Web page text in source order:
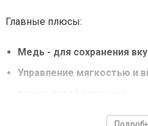
Главные плюсы:
Медь - для сохранения
Управление мягкостью и
Идеален для благородных